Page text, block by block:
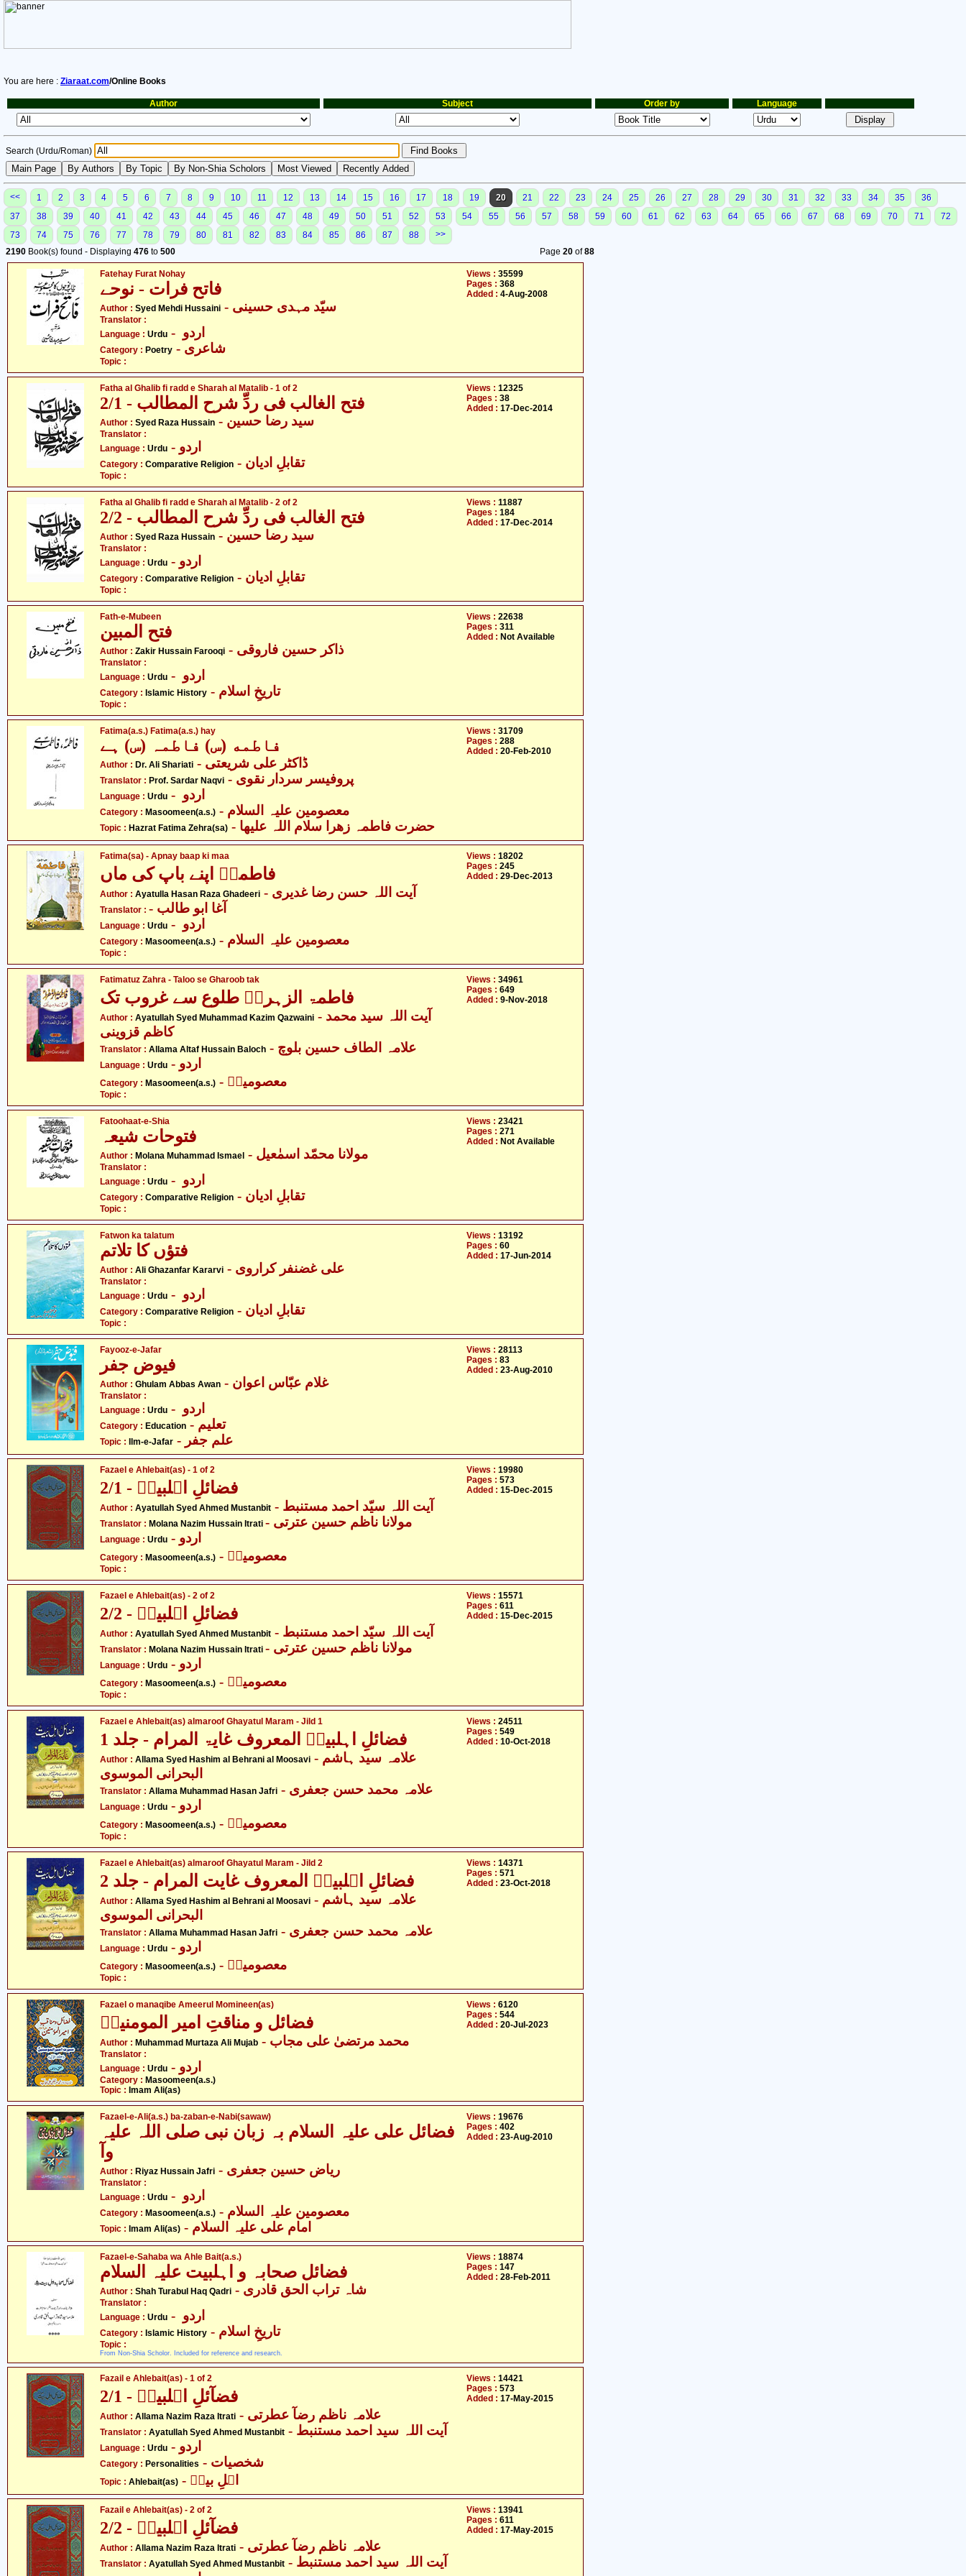
You are here : Ziaraat.com/Online Books
Author Subject Order by Language
Search (Urdu/Roman)
<< 1 2 3 4 5 6 7 8 9 10 11 12 13 14 15 16 17 18 19 20 21 22 23 24 25 26 27 28 29 30 31 32 33 34 35
36
37
38 39 40 41 42 43 44 45 46 47 48 49 50 51 52 53 54 55 56 57 58 59 60 61 62 63 64 65 66 67 68 69 70 71
72
73
74 75 76 77 78 79 80 81 82 83 84 85 86 87 88
>>
2190 Book(s) found - Displaying 476 to 500 Page 20of88
Fatehay Furat Nohay
فاتح فرات - نوحے
Author : Syed Mehdi Hussaini - سیّد مہدی حسینی
Translator :
Language : Urdu
Category : Poetry - شاعری
Topic :
Views : 35599
Pages : 368
Added : 4-Aug-2008
Fatha al Ghalib fi radd e Sharah al Matalib - 1 of 2
فتح الغالب فی ردِّ شرح المطالب - 2/1
Author : Syed Raza Hussain - سید رضا حسین
Translator :
Language : Urdu - اردو
Category : Comparative Religion - تقابلِ ادیان
Topic :
Views : 12325
Pages : 38
Added : 17-Dec-2014
Fatha al Ghalib fi radd e Sharah al Matalib - 2 of 2
فتح الغالب فی ردِّ شرح المطالب - 2/2
Author : Syed Raza Hussain - سید رضا حسین
Translator :
Language : Urdu - اردو
Category : Comparative Religion - تقابلِ ادیان
Topic :
Views : 11887
Pages : 184
Added : 17-Dec-2014
Fath-e-Mubeen
فتح المبین
Author : Zakir Hussain Farooqi - ذاکر حسین فاروقی
Translator :
Language : Urdu
Category : Islamic History - تاریخِ اسلام
Topic :
Views : 22638
Pages : 311
Added : Not Available
Fatima(a.s.) Fatima(a.s.) hay
فاطمه (س) فاطمہ (س) ہے
Author : Dr. Ali Shariati - ڈاکٹر علی شریعتی
Translator : Prof. Sardar Naqvi - پروفیسر سردار نقوی
Language : Urdu
Category : Masoomeen(a.s.)
Topic : Hazrat Fatima Zehra(sa) - حضرت فاطمہ زھرا سلام اللہ علیھا
Views : 31709
Pages : 288
Added : 20-Feb-2010
Fatima(sa) - Apnay baap ki maa
فاطمہؑ اپنے باپ کی ماں
Author : Ayatulla Hasan Raza Ghadeeri - آیت اللہ حسن رضا غدیری
Translator : - آغا ابو طالب
Language : Urdu
Category : Masoomeen(a.s.)
Topic :
Views : 18202
Pages : 245
Added : 29-Dec-2013
Fatimatuz Zahra - Taloo se Gharoob tak
فاطمۃ الزہراؑ طلوع سے غروب تک
Author : Ayatullah Syed Muhammad Kazim Qazwaini - آیت اللہ سید محمد
کاظم قزوینی
Translator : Allama Altaf Hussain Baloch - علامہ الطاف حسین بلوچ
Language : Urdu - اردو
Category : Masoomeen(a.s.) - معصومینؑ
Topic :
Views : 34961
Pages : 649
Added : 9-Nov-2018
Fatoohaat-e-Shia
فتوحات شیعہ
Author : Molana Muhammad Ismael - مولانا محمّد اسمٰعیل
Translator :
Language : Urdu
Category : Comparative Religion - تقابلِ ادیان
Topic :
Views : 23421
Pages : 271
Added : Not Available
Fatwon ka talatum
فتؤں کا تلاتم
Author : Ali Ghazanfar Kararvi - علی غضنفر کراروی
Translator :
Language : Urdu
Category : Comparative Religion - تقابلِ ادیان
Topic :
Views : 13192
Pages : 60
Added : 17-Jun-2014
Fayooz-e-Jafar
Author : Ghulam Abbas Awan - غلام عبّاس اعوان
Translator :
Language : Urdu
Category : Education - تعلیم
Topic : Ilm-e-Jafar - علم جفر
Views : 28113
Pages : 83
Added : 23-Aug-2010
Fazael e Ahlebait(as) - 1 of 2
فضائلِ اہلبیتؑ - 2/1
Author : Ayatullah Syed Ahmed Mustanbit - آیت اللہ سیّد احمد مستنبط
Translator : Molana Nazim Hussain Itrati - مولانا ناظم حسین عترتی
Language : Urdu - اردو
Category : Masoomeen(a.s.) - معصومینؑ
Topic :
Views : 19980
Pages : 573
Added : 15-Dec-2015
Fazael e Ahlebait(as) - 2 of 2
فضائلِ اہلبیتؑ - 2/2
Author : Ayatullah Syed Ahmed Mustanbit - آیت اللہ سیّد احمد مستنبط
Translator : Molana Nazim Hussain Itrati - مولانا ناظم حسین عترتی
Language : Urdu - اردو
Category : Masoomeen(a.s.) - معصومینؑ
Topic :
Views : 15571
Pages : 611
Added : 15-Dec-2015
Fazael e Ahlebait(as) almaroof Ghayatul Maram - Jild 1
فضائلِ اہلبیتؑ المعروف غایۃ المرام - جلد 1
Author : Allama Syed Hashim al Behrani al Moosavi - علامہ سید ہاشم
البحرانی الموسوی
Translator : Allama Muhammad Hasan Jafri - علامہ محمد حسن جعفری
Language : Urdu - اردو
Category : Masoomeen(a.s.) - معصومینؑ
Topic :
Views : 24511
Pages : 549
Added : 10-Oct-2018
Fazael e Ahlebait(as) almaroof Ghayatul Maram - Jild 2
فضائلِ اہلبیتؑ المعروف غایت المرام - جلد 2
Author : Allama Syed Hashim al Behrani al Moosavi - علامہ سید ہاشم
البحرانی الموسوی
Translator : Allama Muhammad Hasan Jafri - علامہ محمد حسن جعفری
Language : Urdu - اردو
Category : Masoomeen(a.s.) - معصومینؑ
Topic :
Views : 14371
Pages : 571
Added : 23-Oct-2018
Fazael o manaqibe Ameerul Momineen(as)
فضائل و مناقتِ امیر المومنینؑ
Author : Muhammad Murtaza Ali Mujab - محمد مرتضیٰ علی مجاب
Translator :
Language : Urdu - اردو
Category : Masoomeen(a.s.)
Topic : Imam Ali(as)
Views : 6120
Pages : 544
Added : 20-Jul-2023
Fazael-e-Ali(a.s.) ba-zaban-e-Nabi(sawaw)
فضائل علی علیہ السلام بہ زبان نبی صلی اللہ علیہ
وآ
Author : Riyaz Hussain Jafri - ریاض حسین جعفری
Translator :
Language : Urdu
Category : Masoomeen(a.s.)
Topic : Imam Ali(as) - امام علی علیہ السلام
Views : 19676
Pages : 402
Added : 23-Aug-2010
Fazael-e-Sahaba wa Ahle Bait(a.s.)
فضائل صحابہ و اہلبیت علیہ السلام
Author : Shah Turabul Haq Qadri - شاہ تراب الحق قادری
Translator :
Language : Urdu
Category : Islamic History - تاریخِ اسلام
Topic :
From Non-Shia Scholor. Included for reference and research.
Views : 18874
Pages : 147
Added : 28-Feb-2011
Fazail e Ahlebait(as) - 1 of 2
فضآئلِ اہلبیتؑ - 2/1
Author : Allama Nazim Raza Itrati - علامہ ناظم رضآ عطرتی
Translator : Ayatullah Syed Ahmed Mustanbit - آیت اللہ سید احمد مستنبط
Language : Urdu - اردو
Category : Personalities - شخصیات
Topic : Ahlebait(as) - اہلِ بیتؑ
Views : 14421
Pages : 573
Added : 17-May-2015
Fazail e Ahlebait(as) - 2 of 2
فضآئلِ اہلبیتؑ - 2/2
Author : Allama Nazim Raza Itrati - علامہ ناظم رضآ عطرتی
Translator : Ayatullah Syed Ahmed Mustanbit - آیت اللہ سید احمد مستنبط
Views : 13941
Pages : 611
Added : 17-May-2015